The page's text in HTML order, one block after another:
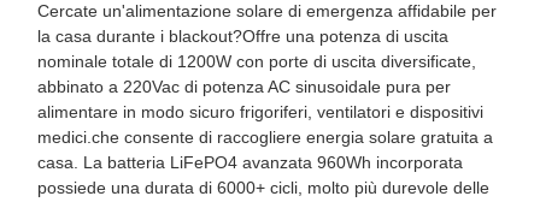
Cercate un'alimentazione solare di emergenza affidabile per
la casa durante i blackout?Offre una potenza di uscita
nominale totale di 1200W con porte di uscita diversificate,
abbinato a 220Vac di potenza AC sinusoidale pura per
alimentare in modo sicuro frigoriferi, ventilatori e dispositivi
medici.che consente di raccogliere energia solare gratuita a
casa. La batteria LiFePO4 avanzata 960Wh incorporata
possiede una durata di 6000+ cicli, molto più durevole delle